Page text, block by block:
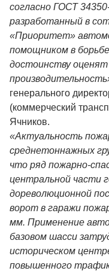
согласно ГОСТ
разработанный в
«Приоритет»
помощником в
достоинству
генерального
(коммерческий
Ячников.
«Актуальность
среднетоннажных
что ряд пожарно-
центральной части
дореволюционной
ворот в гаражи
мм. Применение
базовом шасси
историческом
повышенного